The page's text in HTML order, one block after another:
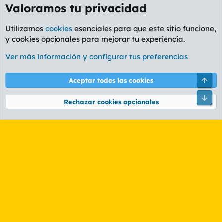
Foro General
Cookies
PL OLDSTYLE AMARILLO
Términos y reglas Política de privacidad Ayuda
Community platform by XenForo® © 2010-2026 XenForo Ltd.
Valoramos tu privacidad
Utilizamos cookies esenciales para que este sitio funcione,
y cookies opcionales para mejorar tu experiencia.
Ver más información y configurar tus preferencias
Aceptar todas las cookies
Rechazar cookies opcionales
Pie